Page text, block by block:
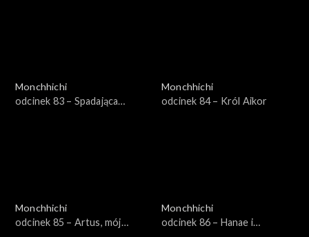
Monchhichi
odcinek 83 – Spadająca
Monchhichi
odcinek 84 – Król Aikor
Monchhichi
odcinek 85 – Artus, mój
Monchhichi
odcinek 86 – Hanae i